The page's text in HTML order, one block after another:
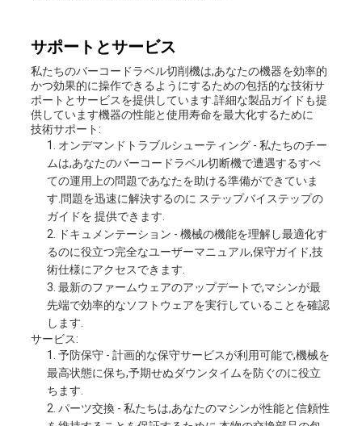
サポートとサービス
私たちのバーコードラベル切削機は,あなたの機器を効率的
かつ効果的に操作できるようにするための包括的な技術サ
ポートとサービスを提供しています.詳細な製品ガイドも提
供しています機器の性能と使用寿命を最大化するために
技術サポート:
オンデマンドトラブルシューティング - 私たちのチー
ムは,あなたのバーコードラベル切断機で遭遇するすべ
ての運用上の問題であなたを助ける準備ができていま
す.問題を迅速に解決するのに ステップバイステップの
ガイドを 提供できます.
ドキュメンテーション - 機械の機能を理解し最適化す
るのに役立つ完全なユーザーマニュアル,保守ガイド,技
術仕様にアクセスできます.
最新のファームウェアのアップデートで,マシンが最
先端で効率的なソフトウェアを実行していることを確認
します.
サービス:
予防保守 - 計画的な保守サービスが利用可能で,機械を
最高状態に保ち,予期せぬダウンタイムを防ぐのに役立
ちます.
パーツ交換 - 私たちは,あなたのマシンが性能と信頼性